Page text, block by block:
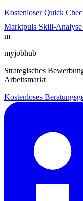
Kostenloser Quick
Marktpuls Skill-Analyse
m
myjobhub
Strategisches
Arbeitsmarkt
Kostenloses